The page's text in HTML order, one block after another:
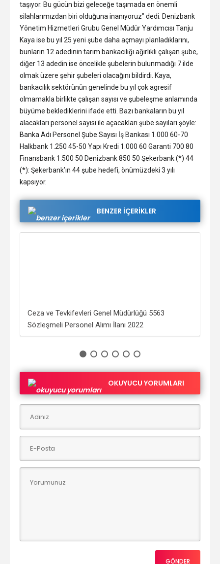
taşıyor. Bu gücün bizi geleceğe taşımada en önemli
silahlarımızdan biri olduğuna inanıyoruz” dedi. Denizbank
Yönetim Hizmetleri Grubu Genel Müdür Yardımcısı Tanju
Kaya ise bu yıl 25 yeni şube daha açmayı planladıklarını,
bunların 12 adedinin tarım bankacılığı ağırlıklı çalışan şube,
diğer 13 adedin ise öncelikle şubelerin bulunmadığı 7 ilde
olmak üzere şehir şubeleri olacağını bildirdi. Kaya,
bankacılık sektörünün genelinde bu yıl çok agresif
olmamakla birlikte çalışan sayısı ve şubeleşme anlamında
büyüme beklediklerini ifade etti. Bazı bankaların bu yıl
alacakları personel sayısı ile açacakları şube sayıları şöyle:
Banka Adı Personel Şube Sayısı İş Bankası 1.000 60-70
Halkbank 1.250 45-50 Yapı Kredi 1.000 60 Garanti 700 80
Finansbank 1.500 50 Denizbank 850 50 Şekerbank (*) 44
(*): Şekerbank’ın 44 şube hedefi, önümüzdeki 3 yılı
kapsıyor.
BENZER İÇERİKLER
Ceza ve Tevkifevleri Genel Müdürlüğü 5563
Sözleşmeli Personel Alımı İlanı 2022
OKUYUCU YORUMLARI